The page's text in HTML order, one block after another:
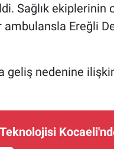
Sağlık ekiplerinin
ambulansla Ereğli
geliş nedenine